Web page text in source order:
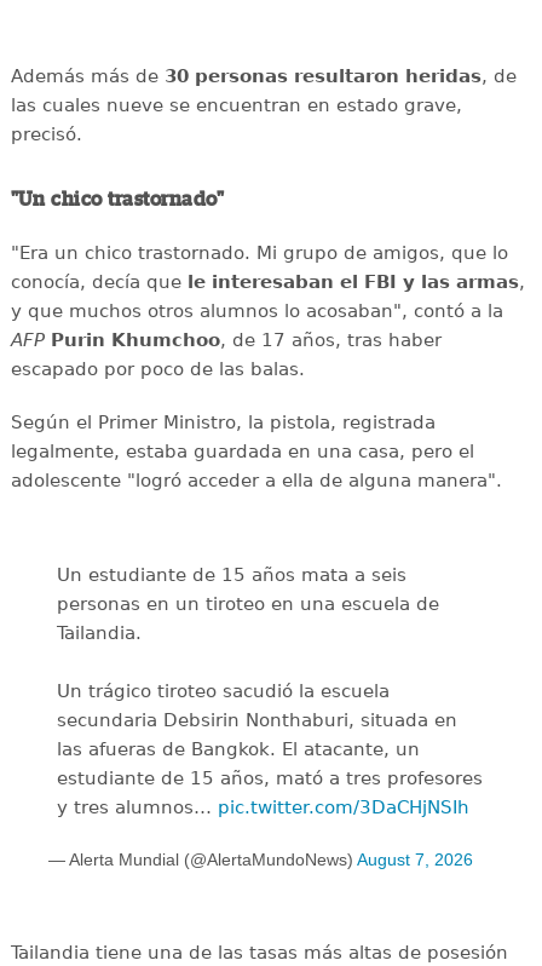
Además más de 30 personas resultaron heridas, de
las cuales nueve se encuentran en estado grave,
precisó.
"Un chico trastornado"
"Era un chico trastornado. Mi grupo de amigos, que lo
conocía, decía que le interesaban el FBI y las armas,
y que muchos otros alumnos lo acosaban", contó a la
AFP Purin Khumchoo, de 17 años, tras haber
escapado por poco de las balas.
Según el Primer Ministro, la pistola, registrada
legalmente, estaba guardada en una casa, pero el
adolescente "logró acceder a ella de alguna manera".
Un estudiante de 15 años mata a seis
personas en un tiroteo en una escuela de
Tailandia.
Un trágico tiroteo sacudió la escuela
secundaria Debsirin Nonthaburi, situada en
las afueras de Bangkok. El atacante, un
estudiante de 15 años, mató a tres profesores
y tres alumnos… pic.twitter.com/3DaCHjNSIh
— Alerta Mundial (@AlertaMundoNews) August 7, 2026
Tailandia tiene una de las tasas más altas de posesión